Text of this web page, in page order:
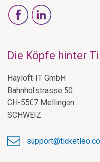
Die Köpfe hinter
Hayloft-IT GmbH
Bahnhofstrasse 50
CH-5507 Mellingen
SCHWEIZ